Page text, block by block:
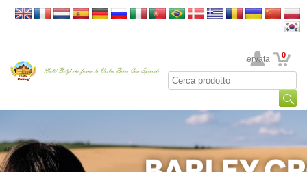
La sua area riservata 0